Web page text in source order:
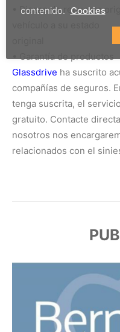
• Piezas de repuesto
Glassdrive ha suscrito
compañías de seguros.
tenga suscrita, el
gratuito. Contacte
nosotros nos
relacionados con el
contenido. Cookies